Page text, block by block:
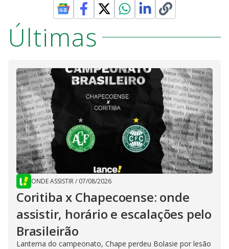
Últimas
ONDE ASSISTIR/ 07/08/2026
Coritiba x Chapecoense: onde
assistir, horário e escalações pelo
Brasileirão
Lanterna do campeonato, Chape perdeu Bolasie por lesão